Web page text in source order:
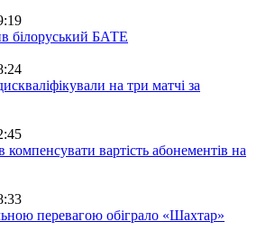
білоруський БАТЕ
на три матчі за
вартість абонементів на
перевагою обіграло «Шахтар»